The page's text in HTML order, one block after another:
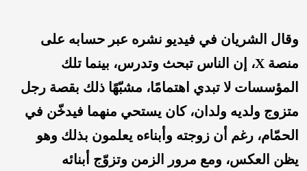
وقال الشريان في فيديو نشره عبر حسابه على
منصة X، إن الناس تبحث وتدرس، بينما تلك
المؤسسات لا تبدي اهتمامًا، مشبّهًا ذلك بقصة رجل
متزوج ولديه ولدان، كان يستحي منهما فيدخّن في
الحمّام، رغم أن زوجته وأبناءه يعلمون بذلك وهو
يظن العكس، ومع مرور الزمن وتزوّج أبنائه